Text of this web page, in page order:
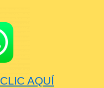
CLIC AQUÍ